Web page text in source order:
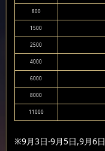
800
1500
2500
4000
6000
8000
11000
※9月3日-9月5日,9月6日